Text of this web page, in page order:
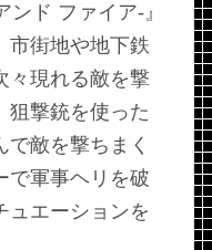
ンド ファイア-』
市街地や地下鉄
々現れる敵を撃
狙撃銃を使った
で敵を撃ちまく
で軍事ヘリを破
ュエーションを